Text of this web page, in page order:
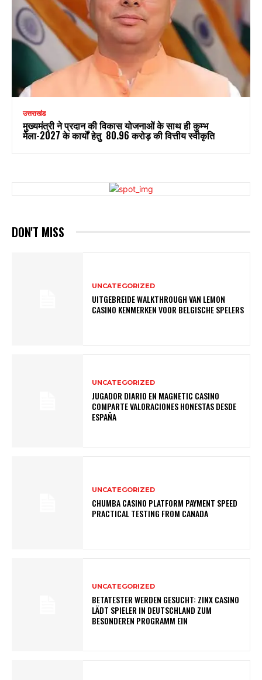
उत्तराखंड
मुख्यमंत्री ने प्रदान की विकास योजनाओं के साथ ही कुम्भ
मेला-2027 के कार्यों हेतु ₹ 80.96 करोड़ की वित्तीय स्वीकृति
DON'T MISS
UNCATEGORIZED
UITGEBREIDE WALKTHROUGH VAN LEMON
CASINO KENMERKEN VOOR BELGISCHE SPELERS
UNCATEGORIZED
JUGADOR DIARIO EN MAGNETIC CASINO
COMPARTE VALORACIONES HONESTAS DESDE
ESPAÑA
UNCATEGORIZED
CHUMBA CASINO PLATFORM PAYMENT SPEED
PRACTICAL TESTING FROM CANADA
UNCATEGORIZED
BETATESTER WERDEN GESUCHT: ZINX CASINO
LÄDT SPIELER IN DEUTSCHLAND ZUM
BESONDEREN PROGRAMM EIN